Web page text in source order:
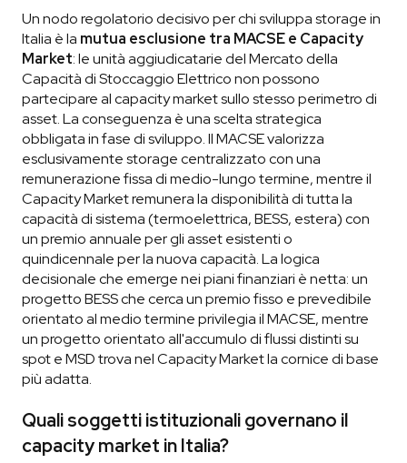
Un nodo regolatorio decisivo per chi sviluppa storage in
Italia è la mutua esclusione tra MACSE e Capacity
Market: le unità aggiudicatarie del Mercato della
Capacità di Stoccaggio Elettrico non possono
partecipare al capacity market sullo stesso perimetro di
asset. La conseguenza è una scelta strategica
obbligata in fase di sviluppo. Il MACSE valorizza
esclusivamente storage centralizzato con una
remunerazione fissa di medio-lungo termine, mentre il
Capacity Market remunera la disponibilità di tutta la
capacità di sistema (termoelettrica, BESS, estera) con
un premio annuale per gli asset esistenti o
quindicennale per la nuova capacità. La logica
decisionale che emerge nei piani finanziari è netta: un
progetto BESS che cerca un premio fisso e prevedibile
orientato al medio termine privilegia il MACSE, mentre
un progetto orientato all'accumulo di flussi distinti su
spot e MSD trova nel Capacity Market la cornice di base
più adatta.
Quali soggetti istituzionali governano il
capacity market in Italia?